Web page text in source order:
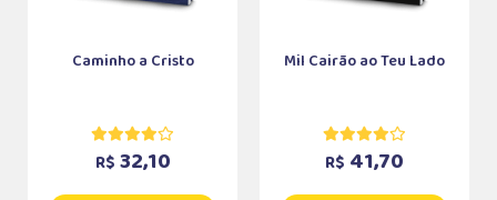
Caminho a Cristo
R$ 32,10
Mil Cairão ao Teu Lado
R$ 41,70